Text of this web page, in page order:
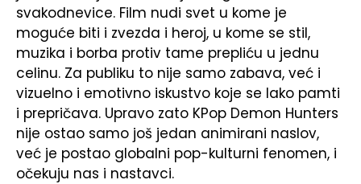
svakodnevice. Film nudi svet u kome je
moguće biti i zvezda i heroj, u kome se stil,
muzika i borba protiv tame prepliću u jednu
celinu. Za publiku to nije samo zabava, već i
vizuelno i emotivno iskustvo koje se lako pamti
i prepričava. Upravo zato KPop Demon Hunters
nije ostao samo još jedan animirani naslov,
već je postao globalni pop-kulturni fenomen, i
očekuju nas i nastavci.